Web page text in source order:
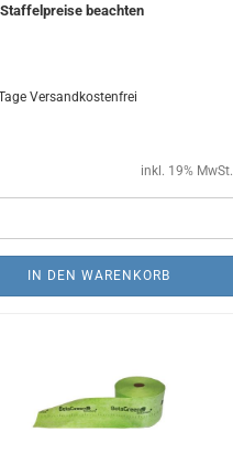
Staffelpreise beachten
Versandkostenfrei
inkl. 19% MwSt.
IN DEN WARENKORB